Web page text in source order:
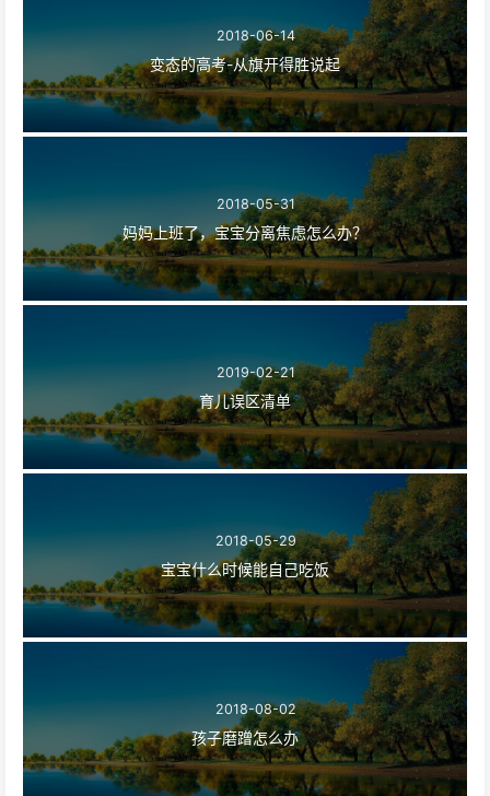
2018-06-14
变态的高考-从旗开得胜说起
2018-05-31
妈妈上班了，宝宝分离焦虑怎么办？
2019-02-21
育儿误区清单
2018-05-29
宝宝什么时候能自己吃饭
2018-08-02
孩子磨蹭怎么办